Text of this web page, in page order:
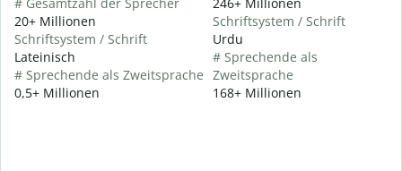
20+ Millionen
Schriftsystem / Schrift
Lateinisch
# Sprechende als Zweitsprache
0,5+ Millionen
Schriftsystem / Schrift
Urdu
# Sprechende als
Zweitsprache
168+ Millionen